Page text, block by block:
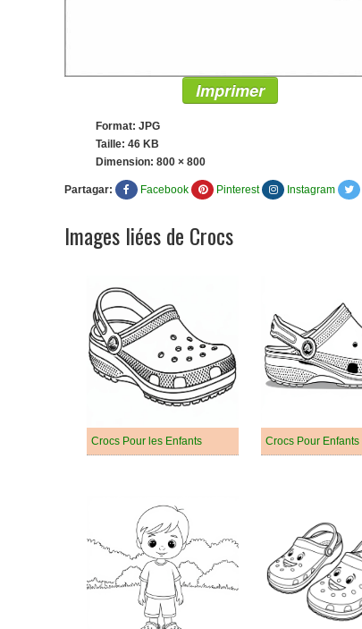
Imprimer
Format: JPG
Taille: 46 KB
Dimension: 800 × 800
Partagar: Facebook Pinterest Instagram
Images liées de Crocs
Crocs Pour les Enfants Crocs Pour Enfants